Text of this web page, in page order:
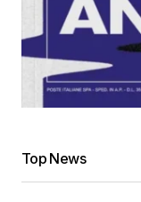
Top News